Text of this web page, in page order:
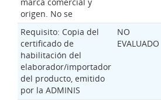
origen. No se
Requisito: Copia del
certificado de
habilitación del
elaborador/importador
del producto, emitido
por la ADMINIS
NO
EVALUADO